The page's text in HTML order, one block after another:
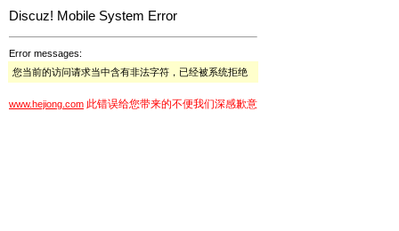
Discuz! Mobile System Error
Error messages:
您当前的访问请求当中含有非法字符，已经被系统拒绝
www.hejiong.com 此错误给您带来的不便我们深感歉意